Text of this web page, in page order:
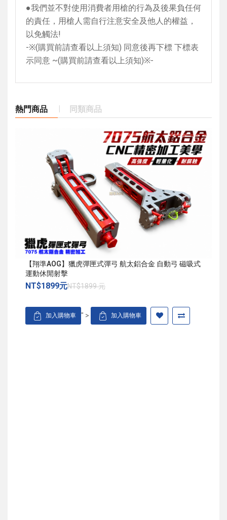
●我們並不對使用消費者用槍的行為及後果負任何
的責任，用槍人需自行注意安全及他人的權益，
以免觸法!
-※(購買前請查看以上須知) 同意後再下標 下標表
示同意 ~(購買前請查看以上須知)※-
熱門商品 同類商品
【翔準AOG】獵虎彈匣式彈弓 航太鋁合金 自動弓 磁吸式
運動休閒射擊
NT$1899元NT$1899 元
加入購物車 " > 加入購物車